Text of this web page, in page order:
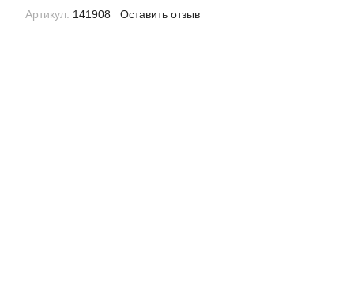
Артикул: 141908 Оставить отзыв